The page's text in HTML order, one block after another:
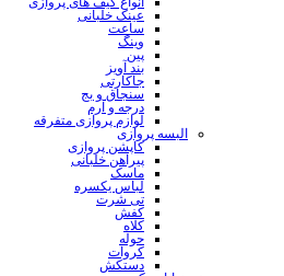
عینک خلبانی
ساعت
وینگ
پین
بند آویز
جاکارتی
سنجاق و بج
درجه و آرم
لوازم پروازی متفرقه
البسه پروازی
کاپشن پروازی
پیراهن خلبانی
ماسک
لباس یکسره
تی شرت
کفش
کلاه
حوله
کروات
دستکش